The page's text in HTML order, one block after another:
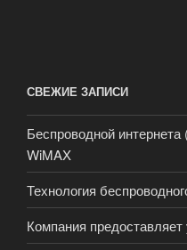
СВЕЖИЕ ЗАПИСИ
Беспроводной интернета
WiMAX
Технология
Компания предоставляет